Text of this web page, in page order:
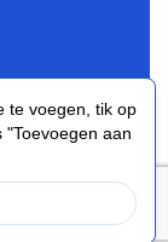
te voegen, tik op
"Toevoegen aan